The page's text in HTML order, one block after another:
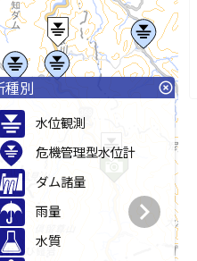
種別 highlight_off
水位観測
危機管理型水位計
ダム諸量
雨量
水質
chevron_right